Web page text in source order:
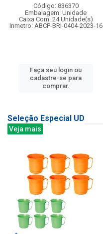
Código: 836370
Embalagem: Unidade
Caixa Com: 24 Unidade(s)
Inmetro: ABCP-BRI-0404-2023-16
Faça seu login ou
cadastre-se para
comprar.
Seleção Especial UD
Veja mais